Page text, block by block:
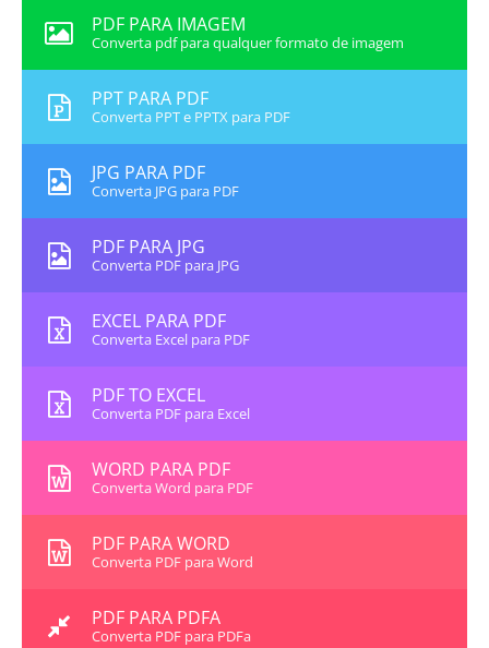
PDF PARA IMAGEM
Converta pdf para qualquer formato de imagem
PPT PARA PDF
Converta PPT e PPTX para PDF
JPG PARA PDF
Converta JPG para PDF
PDF PARA JPG
Converta PDF para JPG
EXCEL PARA PDF
Converta Excel para PDF
PDF TO EXCEL
Converta PDF para Excel
WORD PARA PDF
Converta Word para PDF
PDF PARA WORD
Converta PDF para Word
PDF PARA PDFA
Converta PDF para PDFa